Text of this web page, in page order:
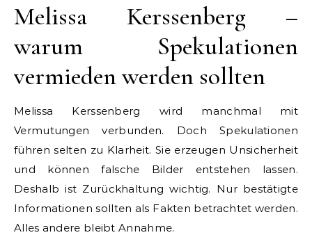
Melissa Kerssenberg –
warum Spekulationen
vermieden werden sollten
Melissa Kerssenberg wird manchmal mit
Vermutungen verbunden. Doch Spekulationen
führen selten zu Klarheit. Sie erzeugen Unsicherheit
und können falsche Bilder entstehen lassen.
Deshalb ist Zurückhaltung wichtig. Nur bestätigte
Informationen sollten als Fakten betrachtet werden.
Alles andere bleibt Annahme.